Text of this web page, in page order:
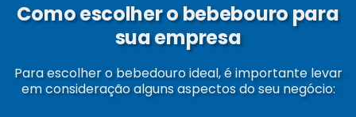
Como escolher o bebebouro para
sua empresa
Para escolher o bebedouro ideal, é importante levar
em consideração alguns aspectos do seu negócio: